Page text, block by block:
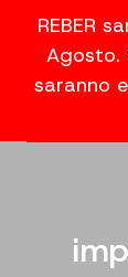
REBER
Agosto.
saranno